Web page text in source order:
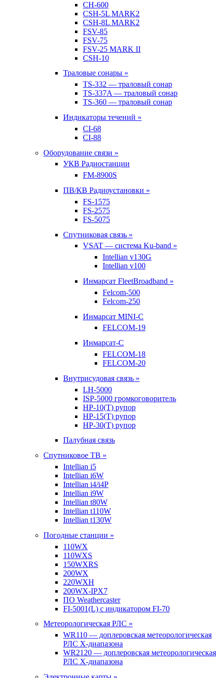
CH-600
CSH-5L MARK2
CSH-8L MARK2
FSV-85
FSV-75
FSV-25 MARK II
CSH-10
Траловые сонары »
TS-332 — траловый сонар
TS-337A — траловый сонар
TS-360 — траловый сонар
Индикаторы течений »
CI-68
CI-88
Оборудование связи »
УКВ Радиостанции
FM-8900S
ПВ/КВ Радиоустановки »
FS-1575
FS-2575
FS-5075
Спутниковая связь »
VSAT — система Ku-band »
Intellian v130G
Intellian v100
Инмарсат FleetBroadband »
Felcom-500
Felcom-250
Инмарсат MINI-C
FELCOM-19
Инмарсат-С
FELCOM-18
FELCOM-20
Внутрисудовая связь »
LH-5000
ISP-5000 громкоговоритель
HP-10(T) рупор
HP-15(T) рупор
HP-30(T) рупор
Палубная связь
Спутниковое ТВ »
Intellian i5
Intellian i6W
Intellian i4/i4P
Intellian i9W
Intellian t80W
Intellian t110W
Intellian t130W
Погодные станции »
110WX
110WXS
150WXRS
200WX
220WXH
200WX-IPX7
ПО Weathercaster
FI-5001(L) с индикатором FI-70
Метеорологическая РЛС »
WR110 — доплеровская метеорологическая
РЛС X-диапазона
WR2120 — доплеровская метеорологическая
РЛС X-диапазона